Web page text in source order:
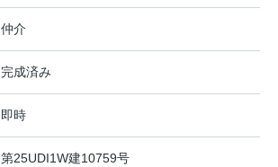
仲介
完成済み
即時
第25UDI1W建10759号